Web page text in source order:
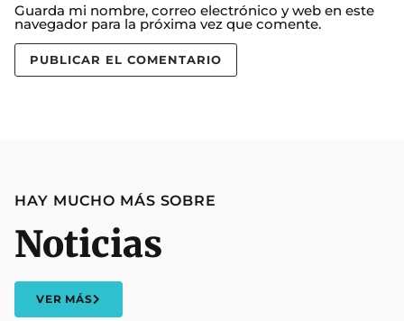
Guarda mi nombre, correo electrónico y web en este
navegador para la próxima vez que comente.
HAY MUCHO MÁS SOBRE
Noticias
VER MÁS